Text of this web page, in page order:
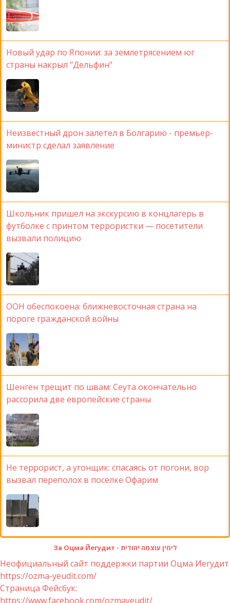
Новый удар по Японии: за землетрясением юг
страны накрыл "Дельфин"
Неизвестный дрон залетел в Болгарию - премьер-
министр сделал заявление
Школьник пришел на экскурсию в концлагерь в
футболке с принтом террористки — посетители
вызвали полицию
ООН обеспокоена: ближневосточная страна на
пороге гражданской войны
Шенген трещит по швам: Сеута окончательно
рассорила две европейские страны
Не террорист, а угонщик: спасаясь от погони, вор
вызвал переполох в поселке Офарим
За Оцма Йегудит - לימין עוצמה יהודית
Неофициальный сайт поддержки партии Оцма Иегудит
https://ozma-yeudit.com/
Страница Фейсбук:
https://www.facebook.com/ozmayeudit/